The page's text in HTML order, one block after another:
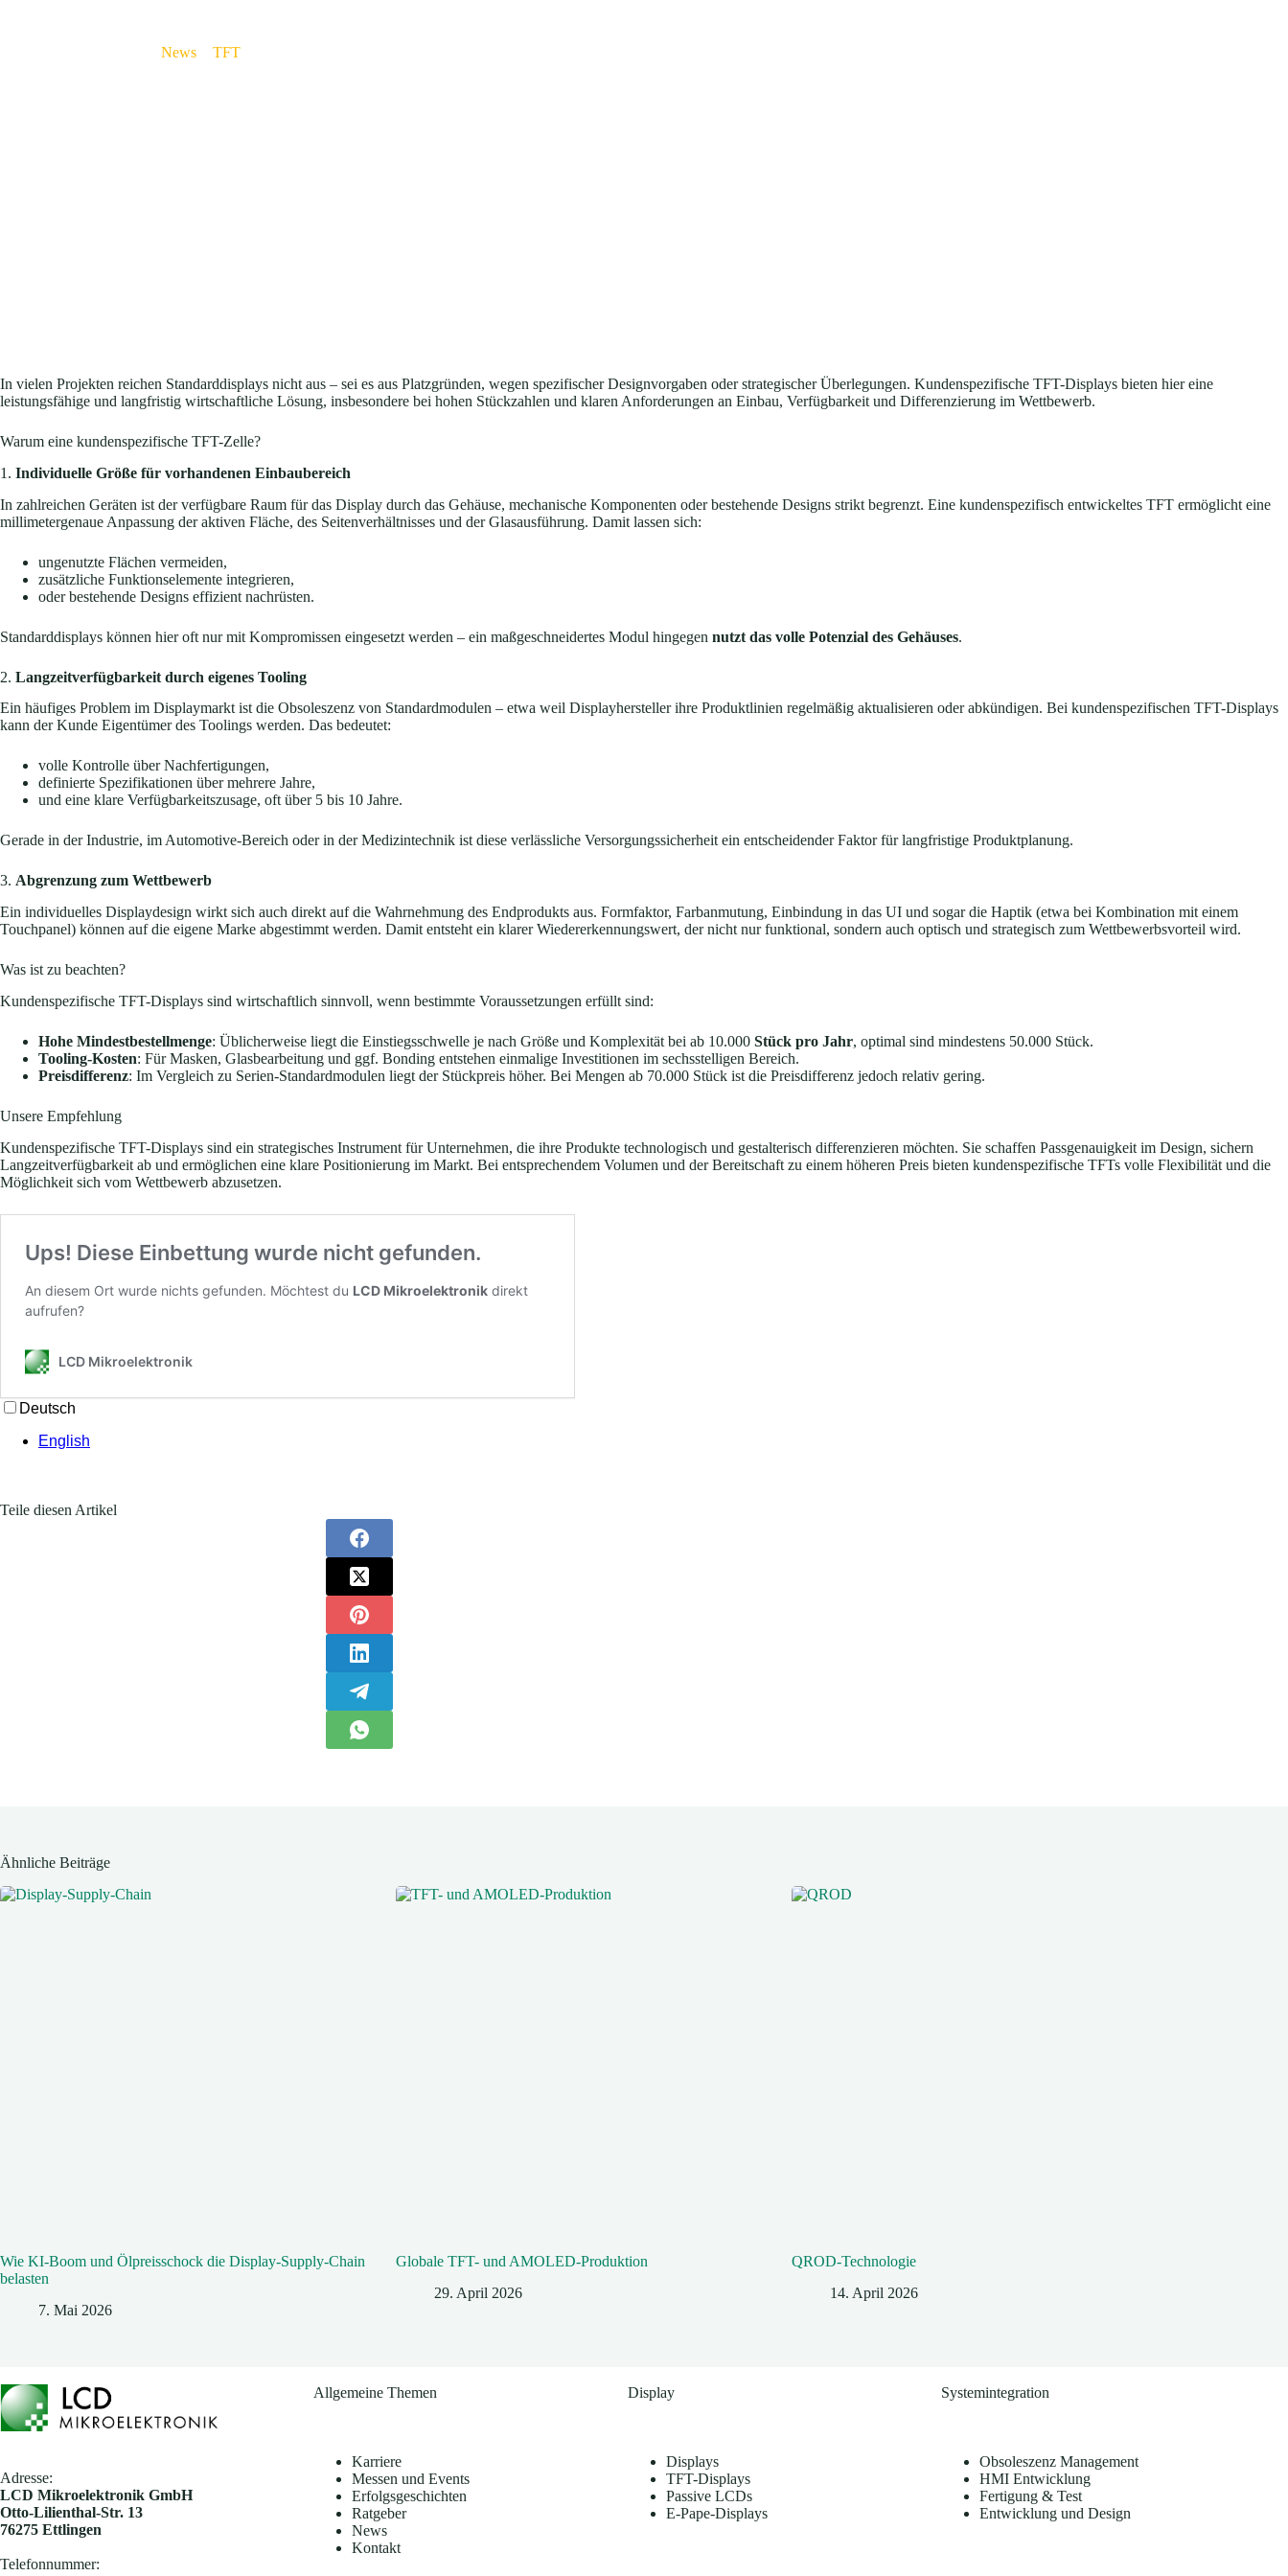
News TFT
In vielen Projekten reichen Standarddisplays nicht aus – sei es aus Platzgründen, wegen spezifischer Designvorgaben oder strategischer Überlegungen. Kundenspezifische TFT-Displays bieten hier eine
leistungsfähige und langfristig wirtschaftliche Lösung, insbesondere bei hohen Stückzahlen und klaren Anforderungen an Einbau, Verfügbarkeit und Differenzierung im Wettbewerb.
Warum eine kundenspezifische TFT-Zelle?
1. Individuelle Größe für vorhandenen Einbaubereich
In zahlreichen Geräten ist der verfügbare Raum für das Display durch das Gehäuse, mechanische Komponenten oder bestehende Designs strikt begrenzt. Eine kundenspezifisch entwickeltes TFT ermöglicht eine
millimetergenaue Anpassung der aktiven Fläche, des Seitenverhältnisses und der Glasausführung. Damit lassen sich:
ungenutzte Flächen vermeiden,
zusätzliche Funktionselemente integrieren,
oder bestehende Designs effizient nachrüsten.
Standarddisplays können hier oft nur mit Kompromissen eingesetzt werden – ein maßgeschneidertes Modul hingegen nutzt das volle Potenzial des Gehäuses.
2. Langzeitverfügbarkeit durch eigenes Tooling
Ein häufiges Problem im Displaymarkt ist die Obsoleszenz von Standardmodulen – etwa weil Displayhersteller ihre Produktlinien regelmäßig aktualisieren oder abkündigen. Bei kundenspezifischen TFT-Displays
kann der Kunde Eigentümer des Toolings werden. Das bedeutet:
volle Kontrolle über Nachfertigungen,
definierte Spezifikationen über mehrere Jahre,
und eine klare Verfügbarkeitszusage, oft über 5 bis 10 Jahre.
Gerade in der Industrie, im Automotive-Bereich oder in der Medizintechnik ist diese verlässliche Versorgungssicherheit ein entscheidender Faktor für langfristige Produktplanung.
3. Abgrenzung zum Wettbewerb
Ein individuelles Displaydesign wirkt sich auch direkt auf die Wahrnehmung des Endprodukts aus. Formfaktor, Farbanmutung, Einbindung in das UI und sogar die Haptik (etwa bei Kombination mit einem
Touchpanel) können auf die eigene Marke abgestimmt werden. Damit entsteht ein klarer Wiedererkennungswert, der nicht nur funktional, sondern auch optisch und strategisch zum Wettbewerbsvorteil wird.
Was ist zu beachten?
Kundenspezifische TFT-Displays sind wirtschaftlich sinnvoll, wenn bestimmte Voraussetzungen erfüllt sind:
Hohe Mindestbestellmenge: Üblicherweise liegt die Einstiegsschwelle je nach Größe und Komplexität bei ab 10.000 Stück pro Jahr, optimal sind mindestens 50.000 Stück.
Tooling-Kosten: Für Masken, Glasbearbeitung und ggf. Bonding entstehen einmalige Investitionen im sechsstelligen Bereich.
Preisdifferenz: Im Vergleich zu Serien-Standardmodulen liegt der Stückpreis höher. Bei Mengen ab 70.000 Stück ist die Preisdifferenz jedoch relativ gering.
Unsere Empfehlung
Kundenspezifische TFT-Displays sind ein strategisches Instrument für Unternehmen, die ihre Produkte technologisch und gestalterisch differenzieren möchten. Sie schaffen Passgenauigkeit im Design, sichern
Langzeitverfügbarkeit ab und ermöglichen eine klare Positionierung im Markt. Bei entsprechendem Volumen und der Bereitschaft zu einem höheren Preis bieten kundenspezifische TFTs volle Flexibilität und die
Möglichkeit sich vom Wettbewerb abzusetzen.
Teile diesen Artikel
Ähnliche Beiträge
Wie KI‑Boom und Ölpreisschock die Display‑Supply-Chain
belasten
7. Mai 2026
Globale TFT- und AMOLED-Produktion
29. April 2026
QROD‑Technologie
14. April 2026
Adresse:
​LCD Mikroelektronik GmbH
Otto-Lilienthal-Str. 13
76275 Ettlingen
Telefonnummer:
Allgemeine Themen
Karriere
Messen und Events
Erfolgsgeschichten
Ratgeber
News
Kontakt
Display
Displays
TFT-Displays
Passive LCDs
E-Pape-Displays
Systemintegration
Obsoleszenz Management
HMI Entwicklung
Fertigung & Test
Entwicklung und Design